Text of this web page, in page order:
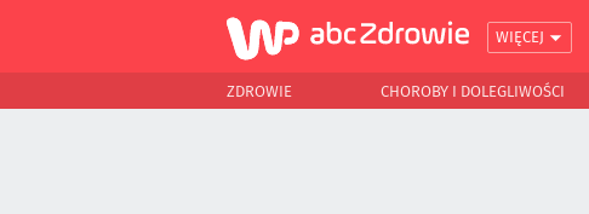
WIĘCEJ
ZDROWIE CHOROBY I DOLEGLIWOŚCI